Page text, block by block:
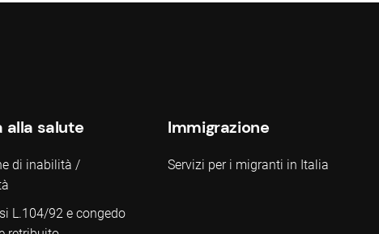
alla salute
di inabilità /
L.104/92 e congedo
Immigrazione
Servizi per i migranti in Italia